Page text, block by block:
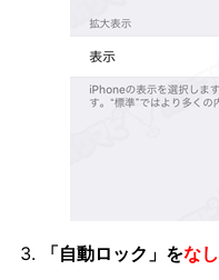
「自動ロック」をなし